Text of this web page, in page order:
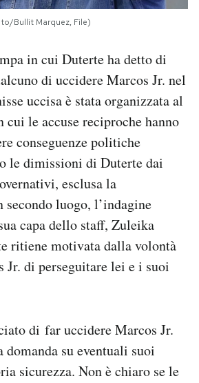
Bullit Marquez, File)
in cui Duterte ha detto di
di uccidere Marcos Jr. nel
uccisa è stata organizzata al
le accuse reciproche hanno
conseguenze politiche
le dimissioni di Duterte dai
esclusa la
secondo luogo, l’indagine
capa dello staff, Zuleika
ritiene motivata dalla volontà
di perseguitare lei e i suoi
di far uccidere Marcos Jr.
domanda su eventuali suoi
sicurezza. Non è chiaro se le